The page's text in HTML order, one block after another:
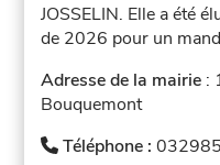
JOSSELIN. Elle a été
de 2026 pour un
Adresse de la mairie :
Bouquemont
Téléphone :